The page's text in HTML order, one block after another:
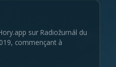
sur Radiožurnál du
commençant à